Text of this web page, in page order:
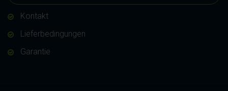
Kontakt
Lieferbedingungen
Garantie